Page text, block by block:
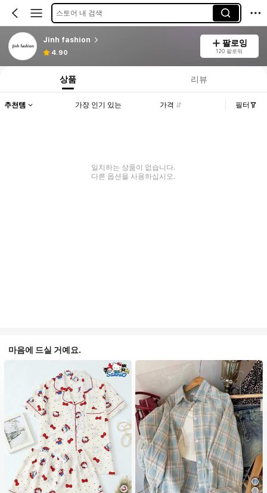
스토어 내 검색
Jinh fashion
4.90
팔로잉
120 팔로워
상품 리뷰
추천템 가장 인기 있는 가격 필터
일치하는 상품이 없습니다.
다른 옵션을 사용하십시오.
마음에 드실 거예요.